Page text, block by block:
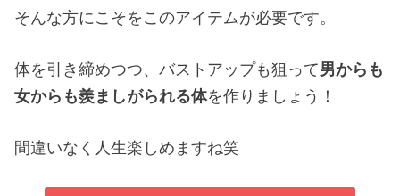
そんな方にこそをこのアイテムが必要です。
体を引き締めつつ、バストアップも狙って男からも
女からも羨ましがられる体を作りましょう！
間違いなく人生楽しめますね笑